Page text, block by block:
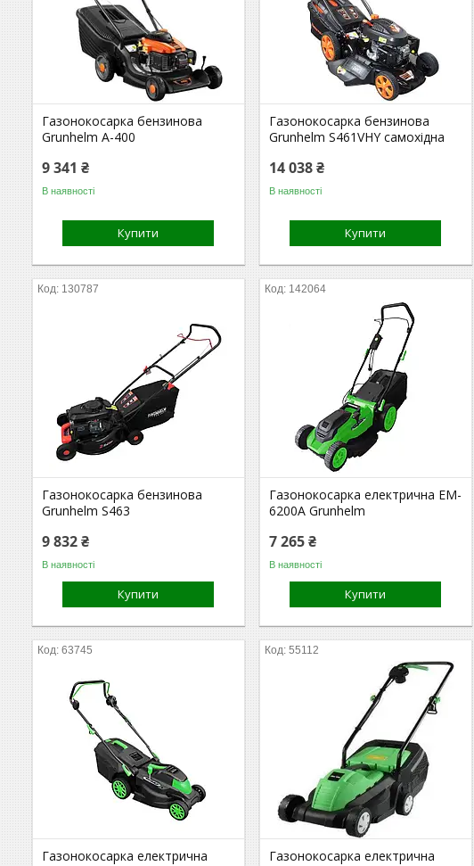
Газонокосарка бензинова
Grunhelm A-400
9 341 ₴
В наявності
Купити
Газонокосарка бензинова
Grunhelm S461VHY самохідна
14 038 ₴
В наявності
Купити
130787
Газонокосарка бензинова
Grunhelm S463
9 832 ₴
В наявності
Купити
142064
Газонокосарка електрична EM-
6200A Grunhelm
7 265 ₴
В наявності
Купити
63745
Газонокосарка електрична
55112
Газонокосарка електрична